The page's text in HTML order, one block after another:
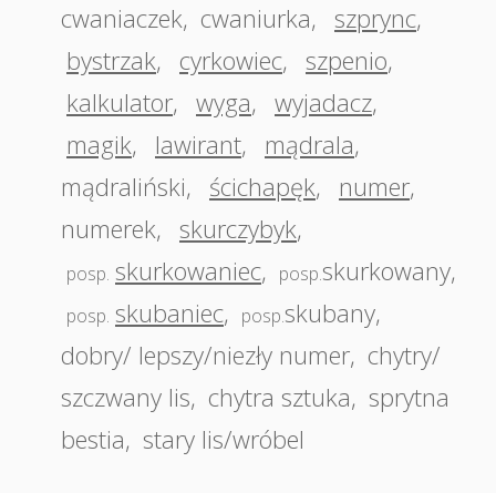
cwaniaczek, cwaniurka, szprync,
bystrzak, cyrkowiec, szpenio,
kalkulator, wyga, wyjadacz,
magik, lawirant, mądrala,
mądraliński, ścichapęk, numer,
numerek, skurczybyk,
posp. skurkowaniec, posp.skurkowany,
posp. skubaniec, posp.skubany,
dobry/ lepszy/niezły numer, chytry/
szczwany lis, chytra sztuka, sprytna
bestia, stary lis/wróbel